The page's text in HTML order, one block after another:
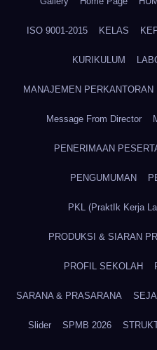
ISO 9001-2015 KELAS
KURIKULUM
MANAJEMEN PERKANTORAN
Message From Director
PENERIMAAN
PENGUMUMAN
PKL (PraktIk Kerja
PRODUKSI & SIARAN
PROFIL SEKOLAH
SARANA & PRASARANA
Slider SPMB 2026